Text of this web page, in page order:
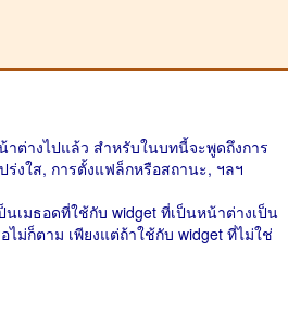
าต่างไปแล้ว สำหรับในบทนี้จะพูดถึงการ
งใส, การตั้งแฟล็กหรือสถานะ, ฯลฯ
เมธอดที่ใช้กับ widget ที่เป็นหน้าต่างเป็น
ม่ก็ตาม เพียงแต่ถ้าใช้กับ widget ที่ไม่ใช่